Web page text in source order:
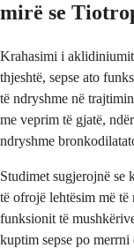
mirë se
Krahasimi i
thjeshtë, sepse ato
të ndryshme në
me veprim të gjatë,
ndryshme
Studimet sugjerojnë
të ofrojë lehtësim më
funksionit të
kuptim sepse po